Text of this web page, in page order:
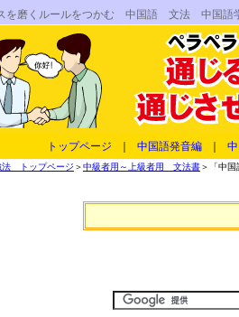
を磨くルールをつかむ 中国語 文法 中国
トップページ 中国語発音編
法 トップページ ＞中級者用～上級者用 文法書＞「中